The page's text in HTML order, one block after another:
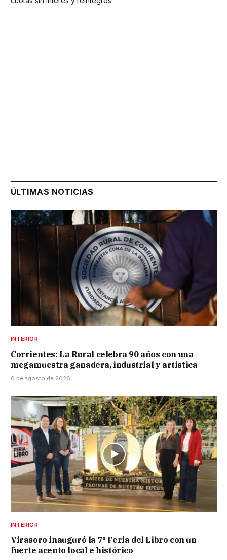
ÚLTIMAS NOTICIAS
INTERIOR
Corrientes: La Rural celebra 90 años con una
megamuestra ganadera, industrial y artística
6 de agosto de 2026
INTERIOR
Virasoro inauguró la 7ª Feria del Libro con un
fuerte acento local e histórico